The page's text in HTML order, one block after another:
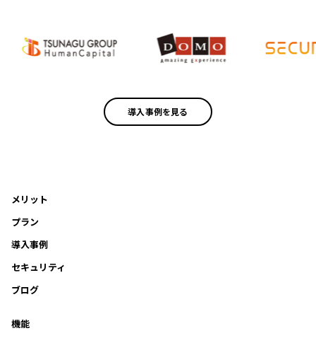
導入事例を見る
メリット
プラン
導入事例
セキュリティ
ブログ
機能